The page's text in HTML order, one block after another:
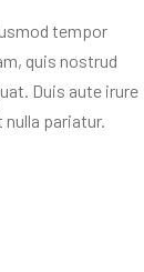
tempor
quis nostrud
Duis aute irure
pariatur.